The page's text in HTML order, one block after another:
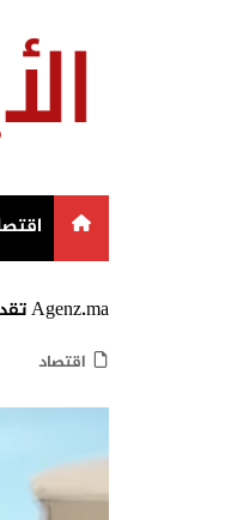
Agenz.ma تقدم حلول عقارية رائدة مدعومة بالذكاء الاصطناعي في المغرب تقديم زينة، أول وكيل عقاري ذكي مغربي
اقتصاد